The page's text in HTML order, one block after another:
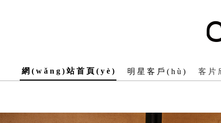
網(wǎng)站首頁(yè) 明星客戶(hù) 客片